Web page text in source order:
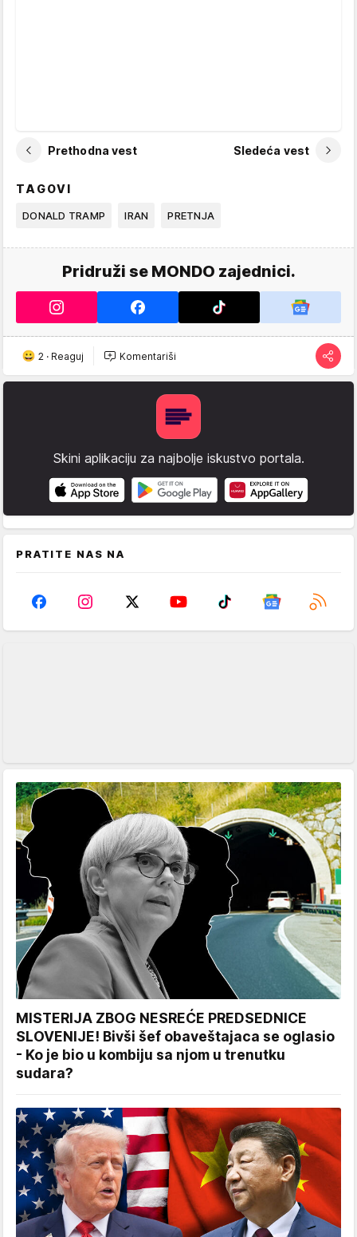
Prethodna vest Sledeća vest
TAGOVI
DONALD TRAMP IRAN PRETNJA
Pridruži se MONDO zajednici.
2 · Reaguj Komentariši
Skini aplikaciju za najbolje iskustvo portala.
PRATITE NAS NA
MISTERIJA ZBOG NESREĆE PREDSEDNICE
SLOVENIJE! Bivši šef obaveštajaca se oglasio
- Ko je bio u kombiju sa njom u trenutku
sudara?